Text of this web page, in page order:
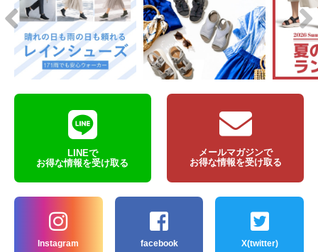
LINEで
お得な情報を受け取る
メールマガジンで
お得な情報を受け取る
Instagram facebook X(twitter)